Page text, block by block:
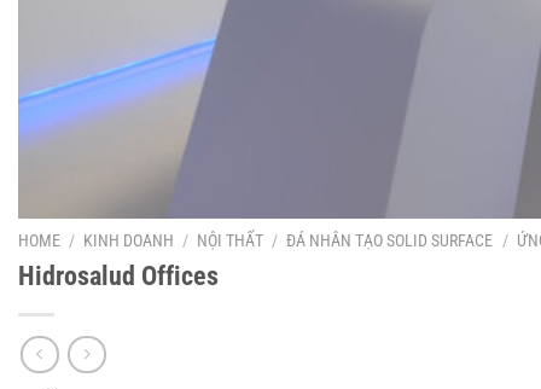
HOME / KINH DOANH / NỘI THẤT / ĐÁ NHÂN TẠO SOLID SURFACE /
Hidrosalud Offices